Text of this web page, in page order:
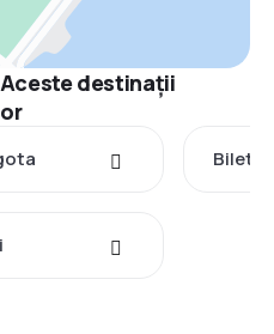
destinații
Bilete